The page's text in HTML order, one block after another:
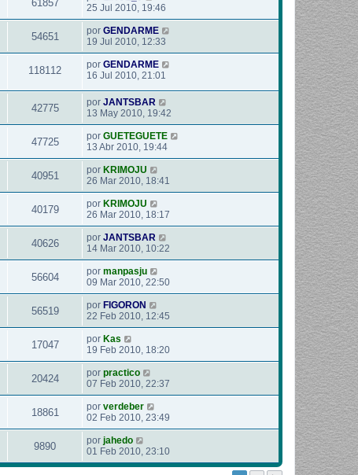
61857
25 Jul 2010, 19:46
54651 por GENDARME
19 Jul 2010, 12:33
118112 por GENDARME
16 Jul 2010, 21:01
42775 por JANTSBAR
13 May 2010, 19:42
47725 por GUETEGUETE
13 Abr 2010, 19:44
40951 por KRIMOJU
26 Mar 2010, 18:41
40179 por KRIMOJU
26 Mar 2010, 18:17
40626 por JANTSBAR
14 Mar 2010, 10:22
56604 por manpasju
09 Mar 2010, 22:50
56519 por FIGORON
22 Feb 2010, 12:45
17047 por Kas
19 Feb 2010, 18:20
20424 por practico
07 Feb 2010, 22:37
18861 por verdeber
02 Feb 2010, 23:49
9890 por jahedo
01 Feb 2010, 23:10